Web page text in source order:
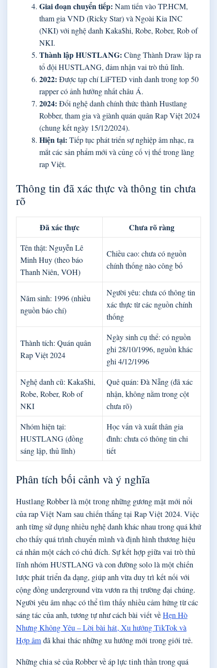
Giai đoạn chuyển tiếp: Nam tiến vào TP.HCM,
tham gia VND (Ricky Star) và Ngoài Kia INC
(NKI) với nghệ danh Kaka$hi, Robe, Rober, Rob of
NKI.
Thành lập HUSTLANG: Cùng Thành Draw lập ra
tổ đội HUSTLANG, đảm nhận vai trò thủ lĩnh.
2022: Được tạp chí LiFTED vinh danh trong top 50
rapper có ảnh hưởng nhất châu Á.
2024: Đổi nghệ danh chính thức thành Hustlang
Robber, tham gia và giành quán quân Rap Việt 2024
(chung kết ngày 15/12/2024).
Hiện tại: Tiếp tục phát triển sự nghiệp âm nhạc, ra
mắt các sản phẩm mới và củng cố vị thế trong làng
rap Việt.
Thông tin đã xác thực và thông tin chưa
rõ
Đã xác thực Chưa rõ ràng
Tên thật: Nguyễn Lê
Minh Huy (theo báo
Thanh Niên, VOH)
Chiều cao: chưa có nguồn
chính thống nào công bố
Năm sinh: 1996 (nhiều
nguồn báo chí)
Người yêu: chưa có thông tin
xác thực từ các nguồn chính
thống
Thành tích: Quán quân
Rap Việt 2024
Ngày sinh cụ thể: có nguồn
ghi 28/10/1996, nguồn khác
ghi 4/12/1996
Nghệ danh cũ: Kaka$hi,
Robe, Rober, Rob of
NKI
Quê quán: Đà Nẵng (đã xác
nhận, không nằm trong cột
chưa rõ)
Nhóm hiện tại:
HUSTLANG (đồng
sáng lập, thủ lĩnh)
Học vấn và xuất thân gia
đình: chưa có thông tin chi
tiết
Phân tích bối cảnh và ý nghĩa
Hustlang Robber là một trong những gương mặt mới nổi
của rap Việt Nam sau chiến thắng tại Rap Việt 2024. Việc
anh từng sử dụng nhiều nghệ danh khác nhau trong quá khứ
cho thấy quá trình chuyển mình và định hình thương hiệu
cá nhân một cách có chủ đích. Sự kết hợp giữa vai trò thủ
lĩnh nhóm HUSTLANG và con đường solo là một chiến
lược phát triển đa dạng, giúp anh vừa duy trì kết nối với
cộng đồng underground vừa vươn ra thị trường đại chúng.
Người yêu âm nhạc có thể tìm thấy nhiều cảm hứng từ các
sáng tác của anh, tương tự như cách bài viết vềHẹn Hò
Nhưng Không Yêu – Lời bài hát, Xu hướng TikTok và
Hợp âmđã khai thác những xu hướng mới trong giới trẻ.
Những chia sẻ của Robber về áp lực tinh thần trong quá